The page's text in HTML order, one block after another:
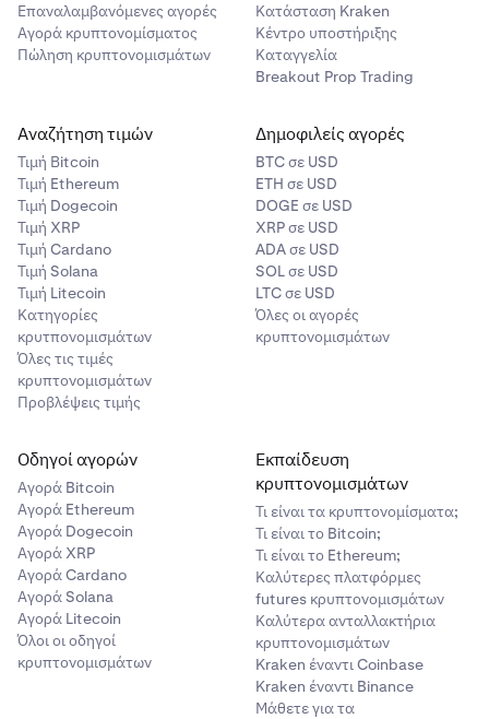
Επαναλαμβανόμενες αγορές
Αγορά κρυπτονομίσματος
Πώληση κρυπτονομισμάτων
Κατάσταση Kraken
Κέντρο υποστήριξης
Καταγγελία
Breakout Prop Trading
Αναζήτηση τιμών
Τιμή Βitcoin
Τιμή Ethereum
Τιμή Dogecoin
Τιμή XRP
Τιμή Cardano
Τιμή Solana
Τιμή Litecoin
Κατηγορίες
κρυτπονομισμάτων
Όλες τις τιμές
κρυπτονομισμάτων
Προβλέψεις τιμής
Δημοφιλείς αγορές
BTC σε USD
ETH σε USD
DOGE σε USD
XRP σε USD
ADA σε USD
SOL σε USD
LTC σε USD
Όλες οι αγορές
κρυπτονομισμάτων
Οδηγοί αγορών
Αγορά Bitcoin
Αγορά Ethereum
Αγορά Dogecoin
Αγορά XRP
Αγορά Cardano
Αγορά Solana
Αγορά Litecoin
Όλοι οι οδηγοί
κρυπτονομισμάτων
Εκπαίδευση
κρυπτονομισμάτων
Τι είναι τα κρυπτονομίσματα;
Τι είναι το Bitcoin;
Τι είναι το Ethereum;
Καλύτερες πλατφόρμες
futures κρυπτονομισμάτων
Καλύτερα ανταλλακτήρια
κρυπτονομισμάτων
Kraken έναντι Coinbase
Kraken έναντι Binance
Μάθετε για τα